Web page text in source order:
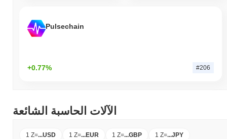
Pulsechain
+0.77% #206
الآلات الحاسبة الشائعة
1 Z=...USD 1 Z=...EUR 1 Z=...GBP 1 Z=...JPY